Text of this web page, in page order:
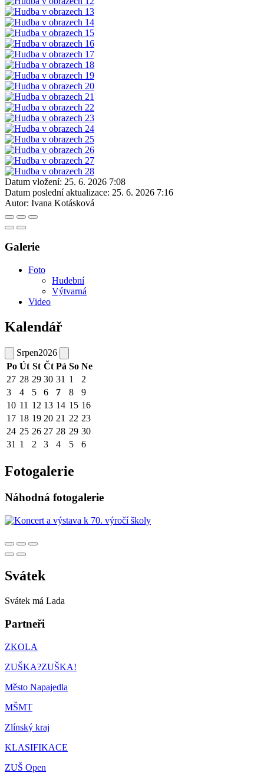
Datum vložení: 25. 6. 2026 7:08
Datum poslední aktualizace: 25. 6. 2026 7:16
Autor: Ivana Kotásková
Galerie
Foto
Hudební
Výtvarná
Video
Kalendář
Srpen2026
Po Út St Čt Pá So Ne
27 28 29 30 31 1
2
3
4 5 6 7 8
9
10 11 12 13 14 15 16
17 18 19 20 21 22 23
24 25 26 27 28 29 30
31 1 2 3 4 5 6
Fotogalerie
Náhodná fotogalerie
Svátek
Svátek má Lada
Partneři
ZKOLA
ZUŠKA?ZUŠKA!
Město Napajedla
MŠMT
Zlínský kraj
KLASIFIKACE
ZUŠ Open